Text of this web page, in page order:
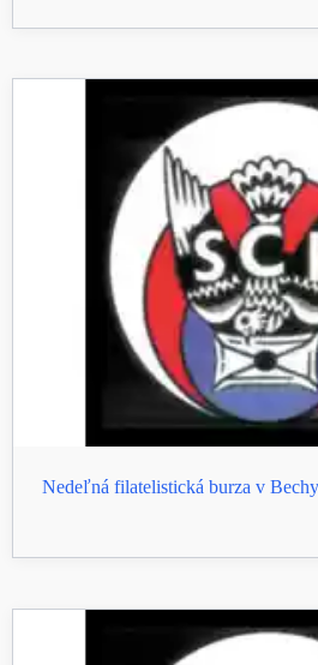
Nedeľná filatelistická burza v